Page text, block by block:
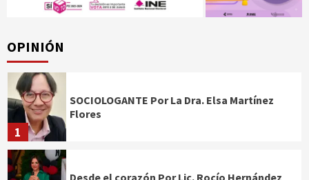
OPINIÓN
1
SOCIOLOGANTE Por La Dra. Elsa Martínez
Flores